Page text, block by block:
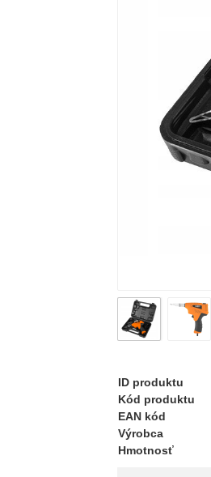
ID produktu
Kód produktu
EAN kód
Výrobca
Hmotnosť